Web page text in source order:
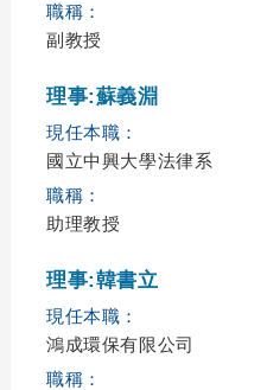
職稱：
副教授
理事:蘇義淵
現任本職：
國立中興大學法律系
職稱：
助理教授
理事:韓書立
現任本職：
鴻成環保有限公司
職稱：